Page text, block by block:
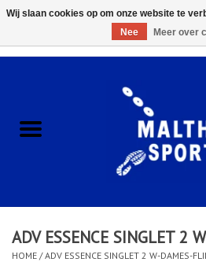
ACCESSOIRES/HARDWARE
KLEDING
CLUBSHOPS
ADV ESSENCE SINGLET 2
HOME /ADV ESSENCE SINGLET 2 W-DAMES-
Wij slaan cookies op om onze website te
Nee
Meer over